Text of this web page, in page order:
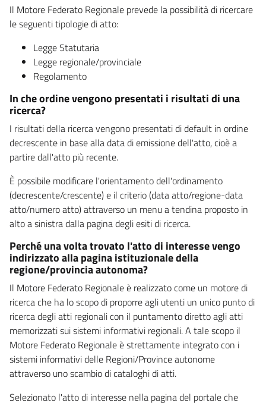
Il Motore Federato Regionale prevede la possibilità di ricercare
le seguenti tipologie di atto:
Legge Statutaria
Legge regionale/provinciale
Regolamento
In che ordine vengono presentati i risultati di una
ricerca?
I risultati della ricerca vengono presentati di default in ordine
decrescente in base alla data di emissione dell'atto, cioè a
partire dall'atto più recente.
È possibile modificare l'orientamento dell'ordinamento
(decrescente/crescente) e il criterio (data atto/regione-data
atto/numero atto) attraverso un menu a tendina proposto in
alto a sinistra dalla pagina degli esiti di ricerca.
Perché una volta trovato l'atto di interesse vengo
indirizzato alla pagina istituzionale della
regione/provincia autonoma?
Il Motore Federato Regionale è realizzato come un motore di
ricerca che ha lo scopo di proporre agli utenti un unico punto di
ricerca degli atti regionali con il puntamento diretto agli atti
memorizzati sui sistemi informativi regionali. A tale scopo il
Motore Federato Regionale è strettamente integrato con i
sistemi informativi delle Regioni/Province autonome
attraverso uno scambio di cataloghi di atti.
Selezionato l'atto di interesse nella pagina del portale che